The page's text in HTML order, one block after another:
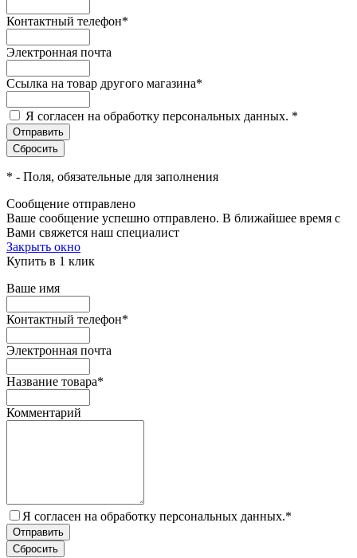
Контактный телефон*
Электронная почта
Ссылка на товар другого магазина*
Я согласен на обработку персональных данных. *
* - Поля, обязательные для заполнения
Сообщение отправлено
Ваше сообщение успешно отправлено. В ближайшее время с
Вами свяжется наш специалист
Закрыть окно
Купить в 1 клик
Ваше имя
Контактный телефон*
Электронная почта
Название товара*
Комментарий
Я согласен на обработку персональных данных.*